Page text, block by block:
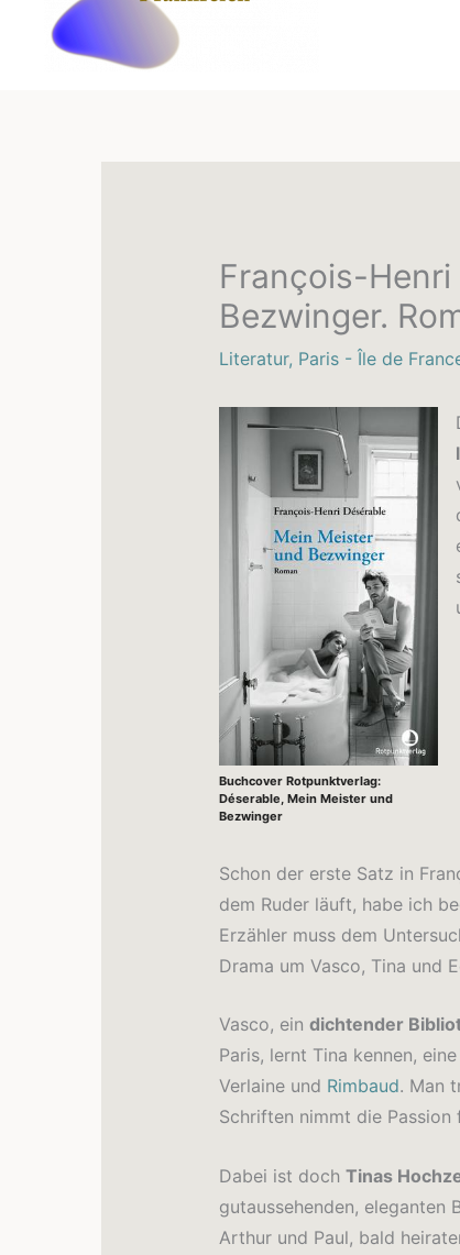
François-
Bezwinger.
Literatur, Paris - Île de
Buchcover Rotpunktverlag:
Déserable, Mein Meister und
Bezwinger
Schon der erste Satz in
dem Ruder läuft, habe ich
Erzähler muss dem
Drama um Vasco, Tina und
Vasco, ein dichtender
Paris, lernt Tina kennen, eine
Verlaine und Rimbaud. Man
Schriften nimmt die Passion
Dabei ist doch Tinas
gutaussehenden, eleganten
Arthur und Paul, bald